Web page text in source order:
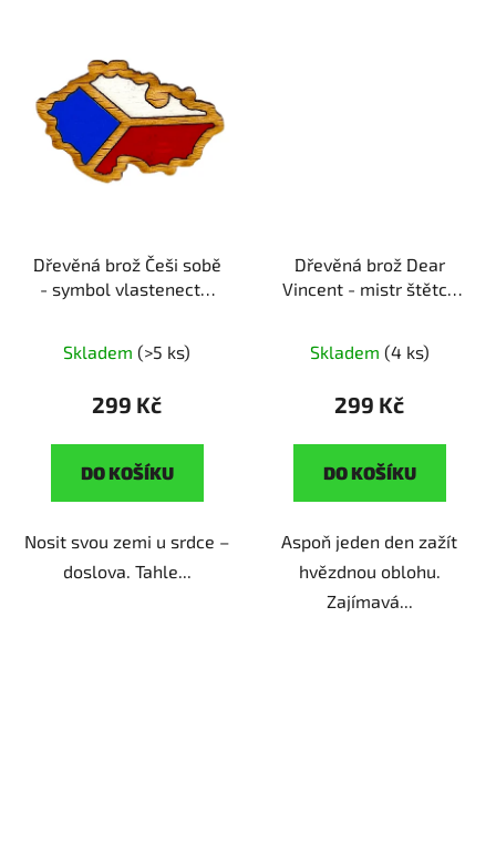
Dřevěná brož Češi sobě
- symbol vlastenectví
vlastence
Skladem (>5 ks)
299 Kč
DO KOŠÍKU
Nosit svou zemi u srdce –
doslova. Tahle...
Dřevěná brož Dear
Vincent - mistr štětce
umění
Skladem (4 ks)
299 Kč
DO KOŠÍKU
Aspoň jeden den zažít
hvězdnou oblohu.
Zajímavá...